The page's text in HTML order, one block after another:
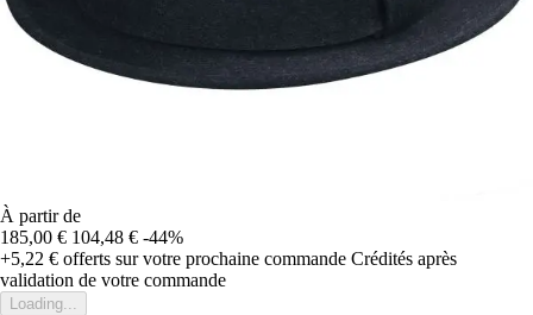
À partir de
185,00 € 104,48 € -44%
+5,22 € offerts sur votre prochaine commande Crédités après
validation de votre commande
Loading...